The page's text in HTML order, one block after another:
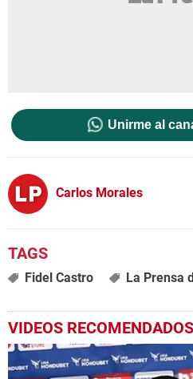
Unirme al
Carlos Morales
Fidel Castro La Prensa
VIDEOS RECOMENDADOS